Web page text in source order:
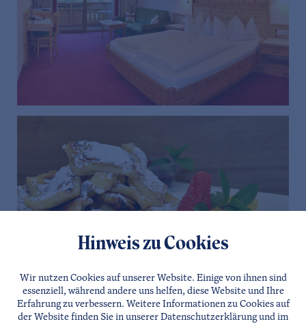
Hinweis zu Cookies
Wir nutzen Cookies auf unserer Website. Einige von ihnen sind
essenziell, während andere uns helfen, diese Website und Ihre
Erfahrung zu verbessern. Weitere Informationen zu Cookies auf
der Website finden Sie in unserer Datenschutzerklärungund im